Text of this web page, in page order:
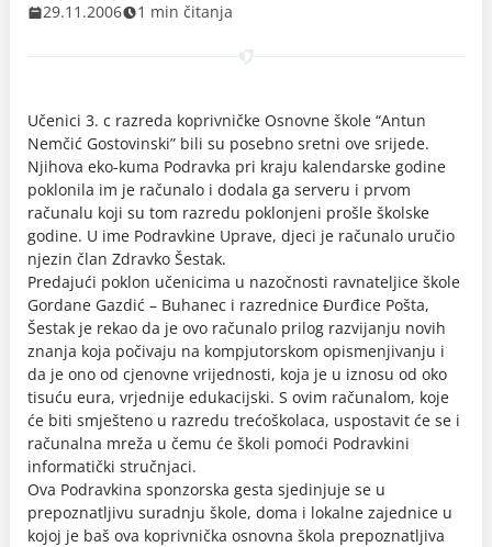
29.11.2006 1 min čitanja
Učenici 3. c razreda koprivničke Osnovne škole “Antun
Nemčić Gostovinski” bili su posebno sretni ove srijede.
Njihova eko-kuma Podravka pri kraju kalendarske godine
poklonila im je računalo i dodala ga serveru i prvom
računalu koji su tom razredu poklonjeni prošle školske
godine. U ime Podravkine Uprave, djeci je računalo uručio
njezin član Zdravko Šestak.
Predajući poklon učenicima u nazočnosti ravnateljice škole
Gordane Gazdić – Buhanec i razrednice Đurđice Pošta,
Šestak je rekao da je ovo računalo prilog razvijanju novih
znanja koja počivaju na kompjutorskom opismenjivanju i
da je ono od cjenovne vrijednosti, koja je u iznosu od oko
tisuću eura, vrjednije edukacijski. S ovim računalom, koje
će biti smješteno u razredu trećoškolaca, uspostavit će se i
računalna mreža u čemu će školi pomoći Podravkini
informatički stručnjaci.
Ova Podravkina sponzorska gesta sjedinjuje se u
prepoznatljivu suradnju škole, doma i lokalne zajednice u
kojoj je baš ova koprivnička osnovna škola prepoznatljiva